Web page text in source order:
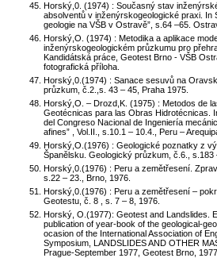
Horský,0. (1974) : Současný stav
absolventů v inženýrskogeologické praxi. In
geologie na VŠB v Ostravě”, s.64 –65.
Horský,O. (1974) : Metodika a aplikace
inženýrskogeologickém průzkumu pro
Kandidátská práce, Geotest Brno - VŠB
fotografická příloha.
Horský,0.(1974) : Sanace sesuvů na
průzkum, č.2.,s. 43 – 45, Praha 1975.
Horský,O. – Drozd,K. (1975) : Metodos de
Geotécnicas para las Obras Hidrotécnicas.
del Congreso Nacional de Ingeniería
afines” , Vol.II., s.10.1 – 10.4., Peru –
Horský,O.(1976) : Geologické poznatky z
Španělsku. Geologický průzkum, č.6., s.183
Horský,0.(1976) : Peru a zemětřesení.
s.22 – 23., Brno, 1976.
Horský,0.(1976) : Peru a zemětřesení –
Geotestu, č. 8 , s. 7 – 8, 1976.
Horský, O.(1977): Geotest and Landslides.
publication of year-book of the geological-
ocasion of the International Association of
Symposium, LANDSLIDES AND OTHER
Prague-September 1977, Geotest Brno, 1977.